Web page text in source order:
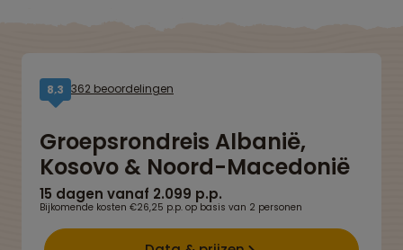
8,3 362 beoordelingen
Groepsrondreis Albanië,
Kosovo & Noord-Macedonië
15 dagen vanaf 2.099 p.p.
Bijkomende kosten €26,25 p.p. op basis van 2 personen